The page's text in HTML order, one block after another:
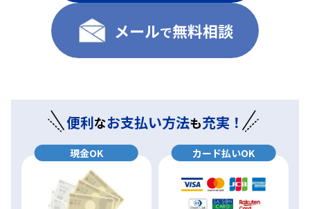
メールで無料相談
便利なお支払い方法も充実！
現金OK カード払いOK